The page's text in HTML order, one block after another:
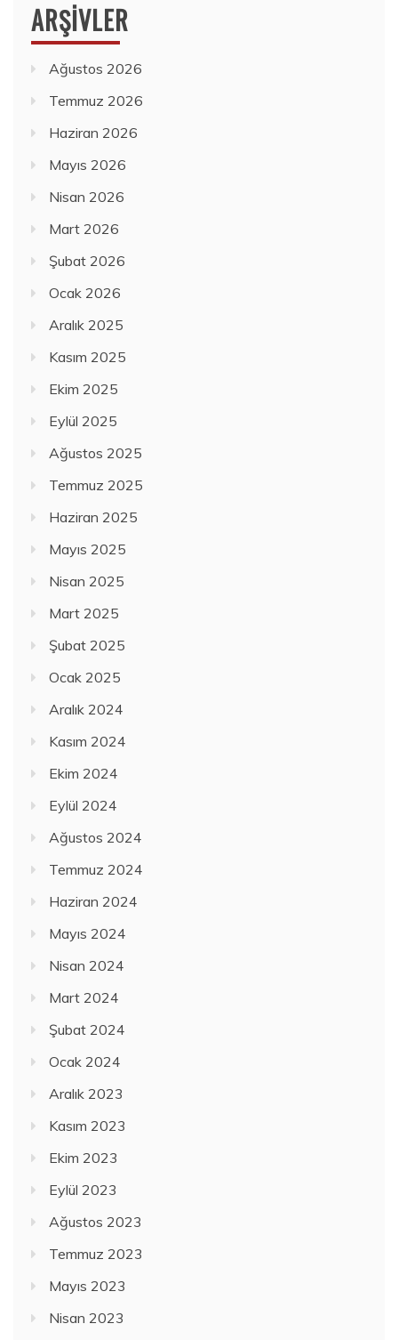
ARŞIVLER
Ağustos 2026
Temmuz 2026
Haziran 2026
Mayıs 2026
Nisan 2026
Mart 2026
Şubat 2026
Ocak 2026
Aralık 2025
Kasım 2025
Ekim 2025
Eylül 2025
Ağustos 2025
Temmuz 2025
Haziran 2025
Mayıs 2025
Nisan 2025
Mart 2025
Şubat 2025
Ocak 2025
Aralık 2024
Kasım 2024
Ekim 2024
Eylül 2024
Ağustos 2024
Temmuz 2024
Haziran 2024
Mayıs 2024
Nisan 2024
Mart 2024
Şubat 2024
Ocak 2024
Aralık 2023
Kasım 2023
Ekim 2023
Eylül 2023
Ağustos 2023
Temmuz 2023
Mayıs 2023
Nisan 2023